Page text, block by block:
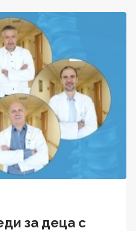
за деца с